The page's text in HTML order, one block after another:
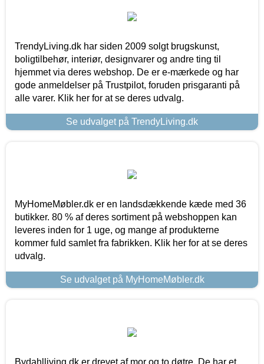
TrendyLiving.dk har siden 2009 solgt brugskunst,
boligtilbehør, interiør, designvarer og andre ting til
hjemmet via deres webshop. De er e-mærkede og har
gode anmeldelser på Trustpilot, foruden prisgaranti på
alle varer. Klik her for at se deres udvalg.
Se udvalget på TrendyLiving.dk
MyHomeMøbler.dk er en landsdækkende kæde med 36
butikker. 80 % af deres sortiment på webshoppen kan
leveres inden for 1 uge, og mange af produkterne
kommer fuld samlet fra fabrikken. Klik her for at se deres
udvalg.
Se udvalget på MyHomeMøbler.dk
Bydahlliving.dk er drevet af mor og to døtre. De har et